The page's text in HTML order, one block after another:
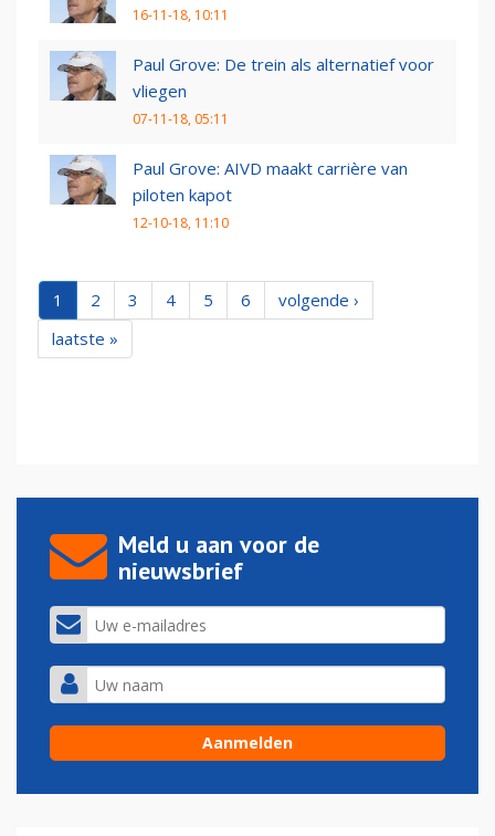
16-11-18, 10:11
Paul Grove: De trein als alternatief voor
vliegen
07-11-18, 05:11
Paul Grove: AIVD maakt carrière van
piloten kapot
12-10-18, 11:10
1 2 3 4 5 6
volgende ›
laatste »
Meld u aan voor de
nieuwsbrief